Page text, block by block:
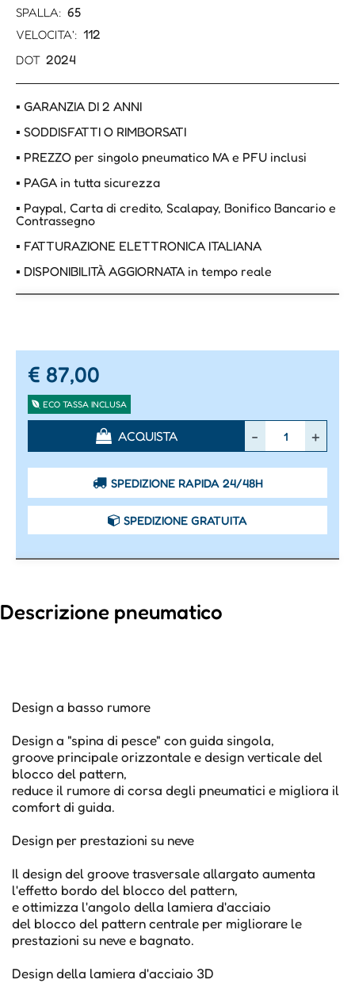
SPALLA: 65
VELOCITA': 112
DOT 2024
▪ GARANZIA DI 2 ANNI
▪ SODDISFATTI O RIMBORSATI
▪ PREZZO per singolo pneumatico IVA e PFU inclusi
▪ PAGA in tutta sicurezza
▪ Paypal, Carta di credito, Scalapay, Bonifico Bancario e
Contrassegno
▪ FATTURAZIONE ELETTRONICA ITALIANA
▪ DISPONIBILITÀ AGGIORNATA in tempo reale
€ 87,00
ECO TASSA INCLUSA
ACQUISTA
SPEDIZIONE RAPIDA 24/48H
SPEDIZIONE GRATUITA
Descrizione pneumatico
Design a basso rumore
Design a "spina di pesce" con guida singola,
groove principale orizzontale e design verticale del
blocco del pattern,
reduce il rumore di corsa degli pneumatici e migliora il
comfort di guida.
Design per prestazioni su neve
Il design del groove trasversale allargato aumenta
l'effetto bordo del blocco del pattern,
e ottimizza l'angolo della lamiera d'acciaio
del blocco del pattern centrale per migliorare le
prestazioni su neve e bagnato.
Design della lamiera d'acciaio 3D